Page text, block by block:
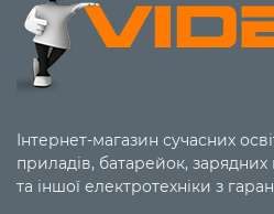
Інтернет-магазин сучасних
приладів, батарейок, зарядних
та іншої електротехніки з